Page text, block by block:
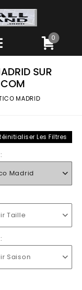
0
SUR
MADRID
Les Filtres
Madrid
Taille
Saison